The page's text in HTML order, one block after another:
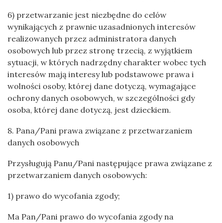
6) przetwarzanie jest niezbędne do celów
wynikających z prawnie uzasadnionych interesów
realizowanych przez administratora danych
osobowych lub przez stronę trzecią, z wyjątkiem
sytuacji, w których nadrzędny charakter wobec tych
interesów mają interesy lub podstawowe prawa i
wolności osoby, której dane dotyczą, wymagające
ochrony danych osobowych, w szczególności gdy
osoba, której dane dotyczą, jest dzieckiem.
8. Pana/Pani prawa związane z przetwarzaniem
danych osobowych
Przysługują Panu/Pani następujące prawa związane z
przetwarzaniem danych osobowych:
1) prawo do wycofania zgody;
Ma Pan/Pani prawo do wycofania zgody na